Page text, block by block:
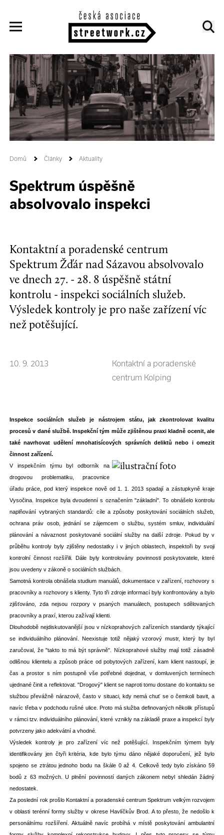
Domů Články Aktuality
Spektrum úspěšně
absolvovalo inspekci
Kontaktní a poradenské centrum
Spektrum Žďár nad Sázavou absolvovalo
ve dnech 27. - 28. 8 úspěšně státní
kontrolu - inspekci sociálních služeb.
Výsledek kontroly je pro naše zařízení víc
než potěšující.
10. 9. 2013
Kontaktní a poradenské
centrum Kolping
Inspekce sociálních služeb je nástrojem státu, jak zkontrolovat kvalitu
procesů v dané službě. Inspekční tým může zjištěnou praxi kladně ocenit, ale
také navrhovat udělení mnohatisícových správních deliktů nebo i omezit
činnost zařízení.
V inspekčním týmu byl odborník na
drogovou problematiku, pracovnice
úřadu práce, pod který inspekce nově od 1. 1. 2013 spadají a zástupkyně kraje
Vysočina. Inspekce byla dvoudenní s označením "základní". To obnášelo kontrolu
naplňování vybraných standardů: cíle a způsoby poskytování sociálních služeb,
ochrana práv osob, jednání se zájemcem o službu, systém smluv, individuální
plánování a návaznost poskytované sociální služby na další zdroje. Pokud by v
průběhu kontroly byly zjištěny nedostatky i v jiných oblastech, inspektoři by svoji
kontrolní činnost rozšířili. Dále byly kontrolovány povinnosti poskytovatele, které
jsou uvedeny v zákoně o sociálních službách.
Samotná kontrola obnášela studium manuálů, dokumentace v zařízení, rozhovory s
pracovníky a rozhovory s klienty. Tyto tři zdroje informací byly konfrontovány a bylo
zjišťováno, zda nejsou rozpory v psaných manuálech, postupech sdělovaných
pracovníky a praxí, kterou zažívají klienti.
Dlouhodobě nejdiskutovanější jsou v nízkoprahových zařízeních standardy týkající
se individuálního plánování. Neexistuje totiž nějaký vzorový mustr, který by byl
zaručoval, že "takto to má být správně". Nízkoprahové služby mají totiž zásadně
odlišnou klientelu a způsob práce od pobytových zařízení, kam klient nastoupí, je
čas a prostor s ním postupně vše potřebné dojednat, v domluvených termínech
ujednané činit a reflektovat. "Drogový" klient se naproti tomu dostane do kontaktu se
službou převážně nárazově, často v situaci, kdy nemá chuť se o čemkoli bavit, a
navíc třeba v podchodu rušné ulice. Proto má služba definovaných několik přístupů
v rámci tzv. individuálního plánování, které vznikly na základě praxe a inspekcí byly
potvrzeny jako adekvátní a vhodné.
Výsledek kontroly je pro zařízení víc než potěšující. Inspekčním týmem byly
identifikovány jen čtyři kritéria, kde bylo týmu dáno nějaké doporučení, jež bylo
spojeno se ztrátou jednoho bodu na škále 0 až 4. Celkově tedy bylo získáno 59
bodů z 63 možných. U plnění povinností daných zákonem nebyl shledán žádný
nedostatek.
Za poslední rok prošlo Kontaktní a poradenské centrum Spektrum velkým rozvojem
v oblasti terénní formy služby v okrese Havlíčkův Brod. A to přesto, že nedošlo k
personálnímu rozšíření. Aktuálně navíc probíhá v místě poskytování ambulantní